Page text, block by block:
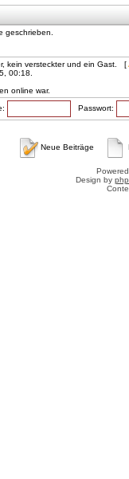
geschrieben.
kein versteckter und ein Gast. [
00:18.
online war.
Passwort:
Neue Beiträge
Design by